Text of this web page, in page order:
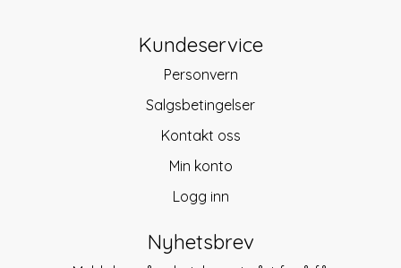
Kundeservice
Personvern
Salgsbetingelser
Kontakt oss
Min konto
Logg inn
Nyhetsbrev